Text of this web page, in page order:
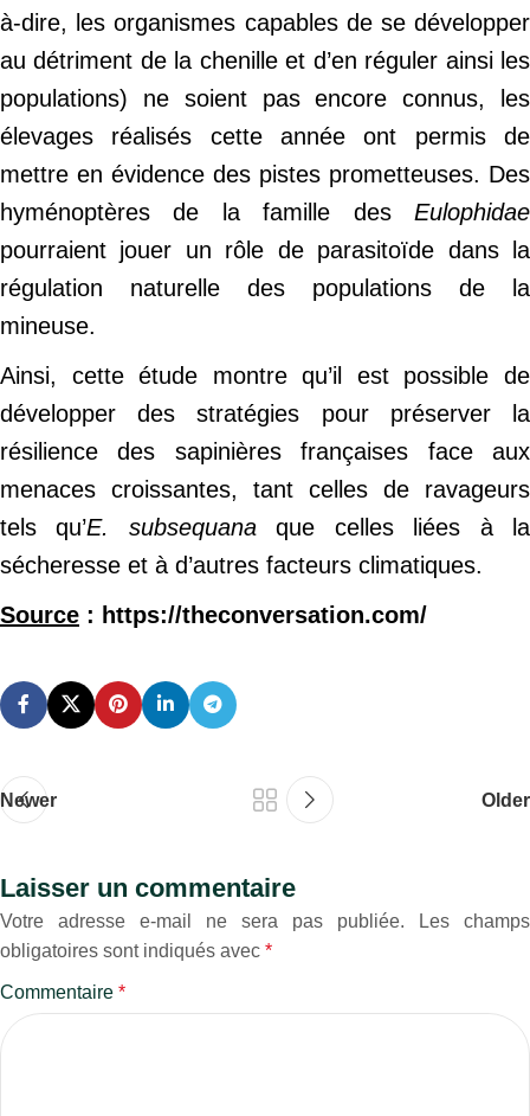
à-dire, les organismes capables de se développer
au détriment de la chenille et d’en réguler ainsi les
populations) ne soient pas encore connus, les
élevages réalisés cette année ont permis de
mettre en évidence des pistes prometteuses. Des
hyménoptères de la famille des Eulophidae
pourraient jouer un rôle de parasitoïde dans la
régulation naturelle des populations de la
mineuse.
Ainsi, cette étude montre qu’il est possible de
développer des stratégies pour préserver la
résilience des sapinières françaises face aux
menaces croissantes, tant celles de ravageurs
tels qu’E. subsequanaque celles liées à la
sécheresse et à d’autres facteurs climatiques.
Source : https://theconversation.com/
Newer Older
Laisser un commentaire
Votre adresse e-mail ne sera pas publiée.
Les champs
obligatoires sont indiqués avec *
Commentaire *